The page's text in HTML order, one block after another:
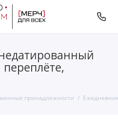
принадлежности